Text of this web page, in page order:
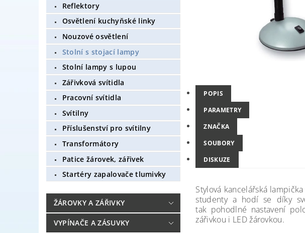
Reflektory
Osvětlení kuchyňské linky
Nouzové osvětlení
Stolní s stojací lampy
Stolní lampy s lupou
Zářivková svítidla
Pracovní svítidla
Svítilny
Příslušenství pro svítilny
Transformátory
Patice žárovek, zářivek
Startéry zapalovače tlumivky
ŽÁROVKY A ZÁŘIVKY
VYPÍNAČE A ZÁSUVKY
POPIS
PARAMETRY
ZNAČKA
SOUBORY
DISKUZE
Stylová kancelářská
studenty a hodí se díky
tak pohodlné nastavení
zářivkou i LED žárovkou.